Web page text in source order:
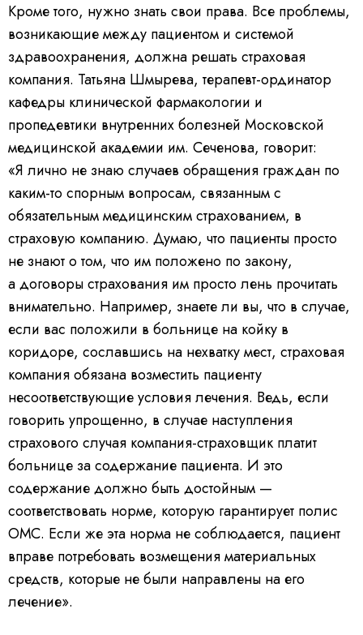
Кроме того, нужно знать свои права. Все проблемы,
возникающие между пациентом и системой
здравоохранения, должна решать страховая
компания. Татьяна Шмырева, терапевт-ординатор
кафедры клинической фармакологии и
пропедевтики внутренних болезней Московской
медицинской академии им. Сеченова, говорит:
«Я лично не знаю случаев обращения граждан по
каким-то спорным вопросам, связанным с
обязательным медицинским страхованием, в
страховую компанию. Думаю, что пациенты просто
не знают о том, что им положено по закону,
а договоры страхования им просто лень прочитать
внимательно. Например, знаете ли вы, что в случае,
если вас положили в больнице на койку в
коридоре, сославшись на нехватку мест, страховая
компания обязана возместить пациенту
несоответствующие условия лечения. Ведь, если
говорить упрощенно, в случае наступления
страхового случая компания-страховщик платит
больнице за содержание пациента. И это
содержание должно быть достойным —
соответствовать норме, которую гарантирует полис
ОМС. Если же эта норма не соблюдается, пациент
вправе потребовать возмещения материальных
средств, которые не были направлены на его
лечение».